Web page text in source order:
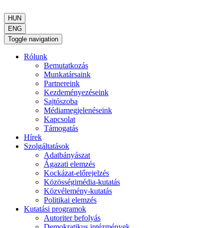
HUN
ENG
Toggle navigation
Rólunk
Bemutatkozás
Munkatársaink
Partnereink
Kezdeményezéseink
Sajtószoba
Médiamegjelenéseink
Kapcsolat
Támogatás
Hírek
Szolgáltatások
Adatbányászat
Ágazati elemzés
Kockázat-előrejelzés
Közösségimédia-kutatás
Közvélemény-kutatás
Politikai elemzés
Kutatási programok
Autoriter befolyás